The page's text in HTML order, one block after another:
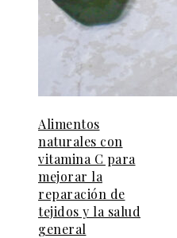
Alimentos
naturales con
vitamina C para
mejorar la
reparación de
tejidos y la salud
general